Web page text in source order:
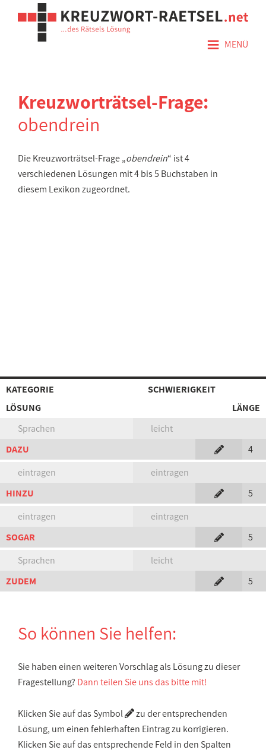
≡ MENÜ
Kreuzworträtsel-Frage:
obendrein
Die Kreuzworträtsel-Frage „obendrein“ ist 4
verschiedenen Lösungen mit 4 bis 5 Buchstaben in
diesem Lexikon zugeordnet.
KATEGORIE
SCHWIERIGKEIT
LÖSUNG
LÄNGE
Sprachen
leicht
DAZU
4
eintragen
eintragen
HINZU
5
eintragen
eintragen
SOGAR
5
Sprachen
leicht
ZUDEM
5
So können Sie helfen:
Sie haben einen weiteren Vorschlag als Lösung zu dieser
Fragestellung? Dann teilen Sie uns das bitte mit!
Klicken Sie auf das Symbol
zu der entsprechenden
Lösung, um einen fehlerhaften Eintrag zu korrigieren.
Klicken Sie auf das entsprechende Feld in den Spalten